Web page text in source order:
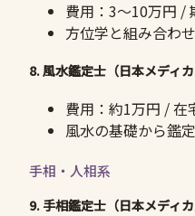
費用：3〜10万円 /
方位学と組み合わ
8. 風水鑑定士（日本メディ
費用：約1万円 / 在
風水の基礎から鑑
手相・人相系
9. 手相鑑定士（日本メディ